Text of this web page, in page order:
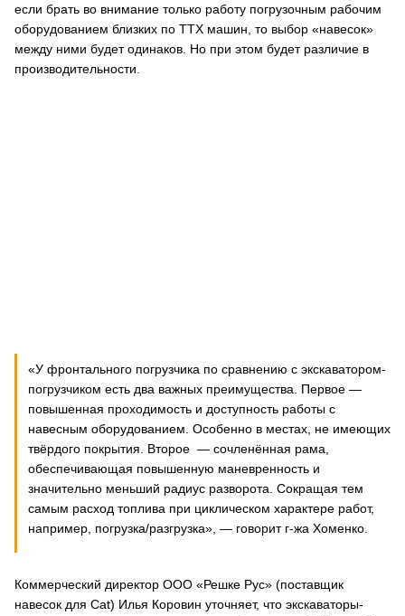
если брать во внимание только работу погрузочным рабочим
оборудованием близких по ТТХ машин, то выбор «навесок»
между ними будет одинаков. Но при этом будет различие в
производительности.
«У фронтального погрузчика по сравнению с экскаватором-
погрузчиком есть два важных преимущества. Первое —
повышенная проходимость и доступность работы с
навесным оборудованием. Особенно в местах, не имеющих
твёрдого покрытия. Второе — сочленённая рама,
обеспечивающая повышенную маневренность и
значительно меньший радиус разворота. Сокращая тем
самым расход топлива при циклическом характере работ,
например, погрузка/разгрузка», — говорит г-жа Хоменко.
Коммерческий директор ООО «Решке Рус» (поставщик
навесок для Cat) Илья Коровин уточняет, что экскаваторы-